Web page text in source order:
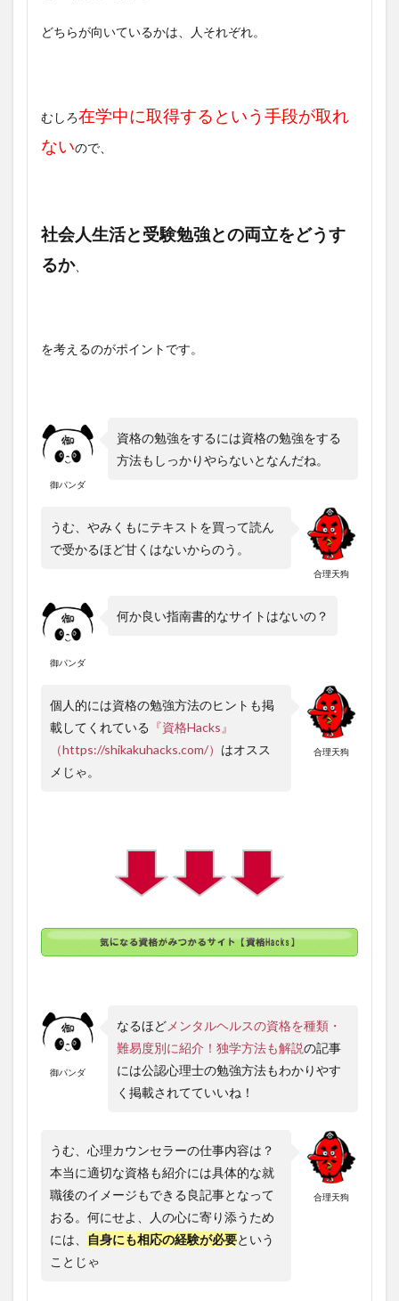
どちらが向いているかは、人それぞれ。
むしろ在学中に取得するという手段が取れ
ないので、
社会人生活と受験勉強との両立をどうす
るか、
を考えるのがポイントです。
御パンダ
資格の勉強をするには資格の勉強をする
方法もしっかりやらないとなんだね。
合理天狗
うむ、やみくもにテキストを買って読ん
で受かるほど甘くはないからのう。
御パンダ
何か良い指南書的なサイトはないの？
合理天狗
個人的には資格の勉強方法のヒントも掲
載してくれている 『資格Hacks』
（https://shikakuhacks.com/） はオスス
メじゃ。
御パンダ
なるほど メンタルヘルスの資格を種類・
難易度別に紹介！独学方法も解説の記事
には公認心理士の勉強方法もわかりやす
く掲載されてていいね！
合理天狗
うむ、心理カウンセラーの仕事内容は？
本当に適切な資格も紹介には具体的な就
職後のイメージもできる良記事となって
おる。何にせよ、人の心に寄り添うため
には、
自身にも相応の経験が必要という
ことじゃ